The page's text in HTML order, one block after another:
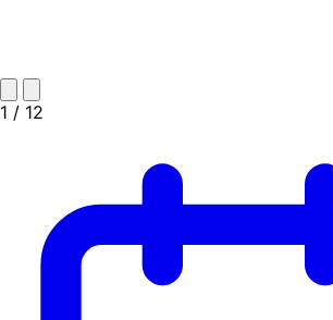
1 / 12